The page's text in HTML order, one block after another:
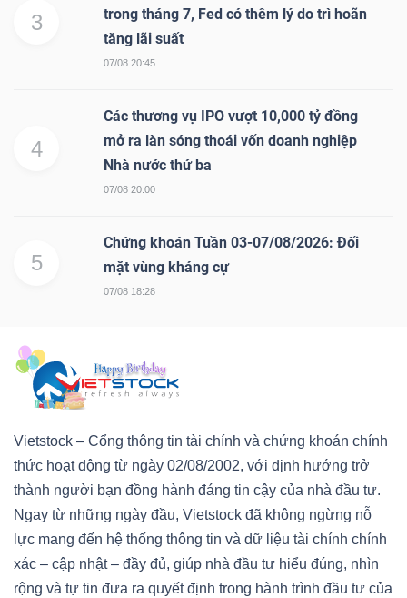
3
trong tháng 7, Fed có thêm lý do trì hoãn
tăng lãi suất
07/08 20:45
4
Các thương vụ IPO vượt 10,000 tỷ đồng
mở ra làn sóng thoái vốn doanh nghiệp
Nhà nước thứ ba
07/08 20:00
5
Chứng khoán Tuần 03-07/08/2026: Đối
mặt vùng kháng cự
07/08 18:28
Vietstock – Cổng thông tin tài chính và chứng khoán chính
thức hoạt động từ ngày 02/08/2002, với định hướng trở
thành người bạn đồng hành đáng tin cậy của nhà đầu tư.
Ngay từ những ngày đầu, Vietstock đã không ngừng nỗ
lực mang đến hệ thống thông tin và dữ liệu tài chính chính
xác – cập nhật – đầy đủ, giúp nhà đầu tư hiểu đúng, nhìn
rộng và tự tin đưa ra quyết định trong hành trình đầu tư của